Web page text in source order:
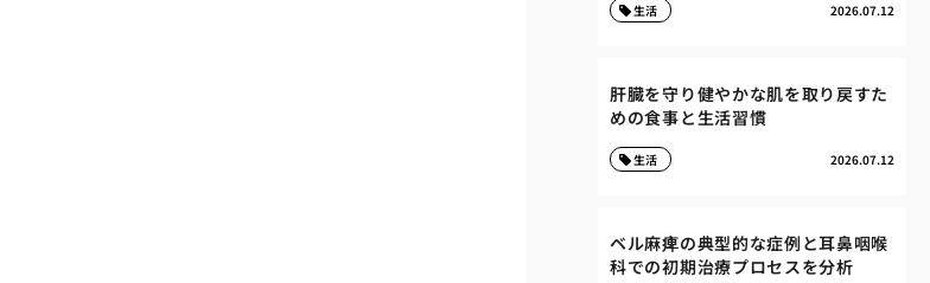
2026.07.12
生活
肝臓を守り健やかな肌を取り戻すた
めの食事と生活習慣
2026.07.12
生活
ベル麻痺の典型的な症例と耳鼻咽喉
科での初期治療プロセスを分析